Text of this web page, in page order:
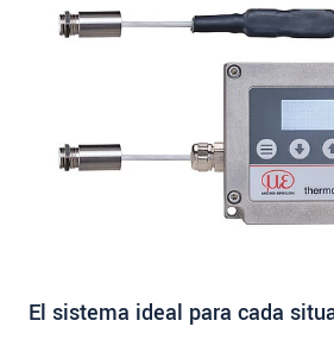
El sistema ideal para cada